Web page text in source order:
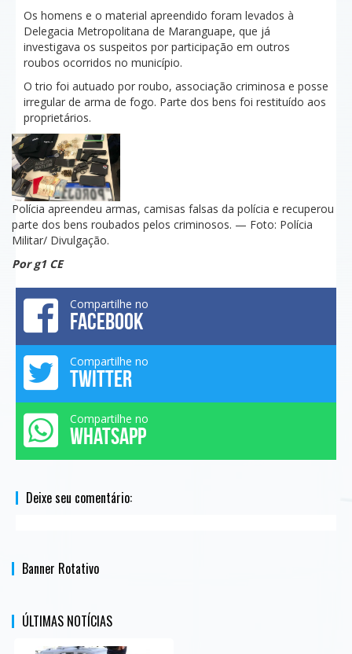
Os homens e o material apreendido foram levados à
Delegacia Metropolitana de Maranguape, que já
investigava os suspeitos por participação em outros
roubos ocorridos no município.
O trio foi autuado por roubo, associação criminosa e posse
irregular de arma de fogo. Parte dos bens foi restituído aos
proprietários.
Polícia apreendeu armas, camisas falsas da polícia e recuperou
parte dos bens roubados pelos criminosos. — Foto: Polícia
Militar/ Divulgação.
Por g1 CE
Compartilhe no
FACEBOOK
Compartilhe no
TWITTER
Compartilhe no
WHATSAPP
Deixe seu comentário:
Banner Rotativo
ÚLTIMAS NOTÍCIAS